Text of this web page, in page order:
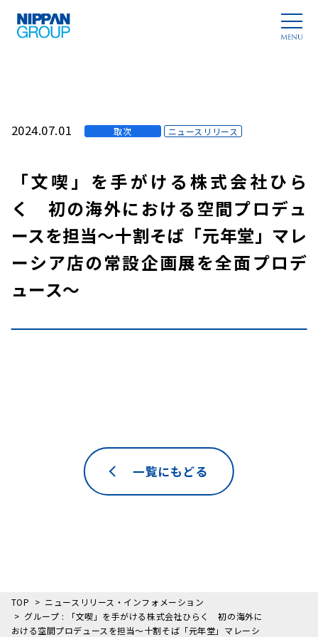
2024.07.01 取次 ニュースリリース
「文喫」を手がける株式会社ひら
く 初の海外における空間プロデュ
ースを担当～十割そば「元年堂」マレ
ーシア店の常設企画展を全面プロデ
ュース～
一覧にもどる
TOP
ニュースリリース・インフォメーション
グループ : 「文喫」を手がける株式会社ひらく 初の海外に
おける空間プロデュースを担当～十割そば「元年堂」マレーシ